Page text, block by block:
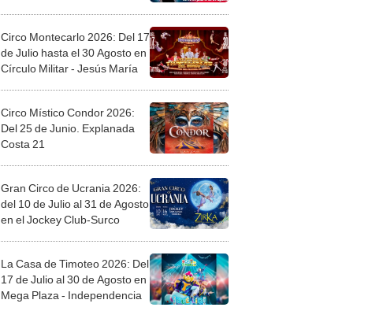
Circo Montecarlo 2026: Del 17
de Julio hasta el 30 Agosto en
Círculo Militar - Jesús María
Circo Místico Condor 2026:
Del 25 de Junio. Explanada
Costa 21
Gran Circo de Ucrania 2026:
del 10 de Julio al 31 de Agosto
en el Jockey Club-Surco
La Casa de Timoteo 2026: Del
17 de Julio al 30 de Agosto en
Mega Plaza - Independencia